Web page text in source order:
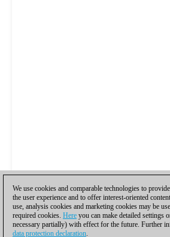
We use cookies and comparable technologies to
the user experience and to offer interest-oriented
use, analysis cookies and marketing cookies may be
required cookies. Here you can make detailed settings
necessary partially) with effect for the future. Further
data protection declaration.